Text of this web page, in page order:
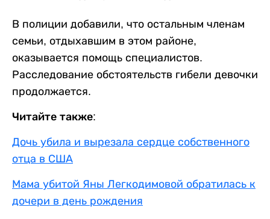
В полиции добавили, что остальным членам
семьи, отдыхавшим в этом районе,
оказывается помощь специалистов.
Расследование обстоятельств гибели девочки
продолжается.
Читайте также:
Дочь убила и вырезала сердце собственного
отца в США
Мама убитой Яны Легкодимовой обратилась к
дочери в день рождения